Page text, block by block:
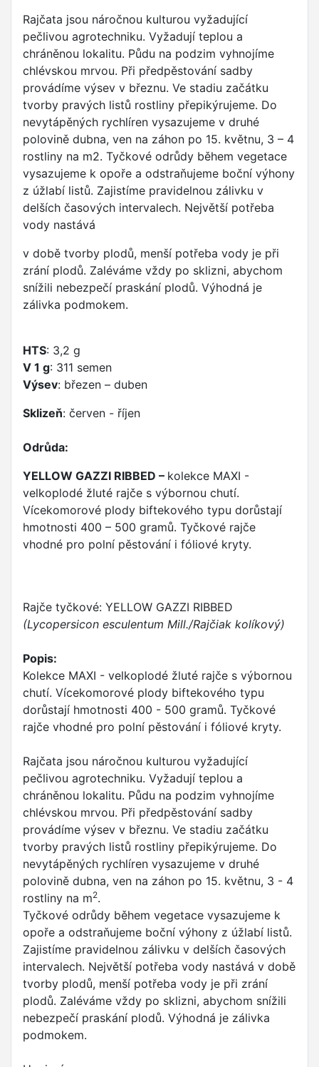
Rajčata jsou náročnou kulturou vyžadující
pečlivou agrotechniku. Vyžadují teplou a
chráněnou lokalitu. Půdu na podzim vyhnojíme
chlévskou mrvou. Při předpěstování sadby
provádíme výsev v březnu. Ve stadiu začátku
tvorby pravých listů rostliny přepikýrujeme. Do
nevytápěných rychlíren vysazujeme v druhé
polovině dubna, ven na záhon po 15. květnu, 3 – 4
rostliny na m2. Tyčkové odrůdy během vegetace
vysazujeme k opoře a odstraňujeme boční výhony
z úžlabí listů. Zajistíme pravidelnou zálivku v
delších časových intervalech. Největší potřeba
vody nastává
v době tvorby plodů, menší potřeba vody je při
zrání plodů. Zaléváme vždy po sklizni, abychom
snížili nebezpečí praskání plodů. Výhodná je
zálivka podmokem.
HTS: 3,2 g
V 1 g: 311 semen
Výsev: březen – duben
Sklizeň: červen - říjen
Odrůda:
YELLOW GAZZI RIBBED – kolekce MAXI -
velkoplodé žluté rajče s výbornou chutí.
Vícekomorové plody biftekového typu dorůstají
hmotnosti 400 – 500 gramů. Tyčkové rajče
vhodné pro polní pěstování i fóliové kryty.
Rajče tyčkové: YELLOW GAZZI RIBBED
(Lycopersicon esculentum Mill./Rajčiak kolíkový)
Popis:
Kolekce MAXI - velkoplodé žluté rajče s výbornou
chutí. Vícekomorové plody biftekového typu
dorůstají hmotnosti 400 - 500 gramů. Tyčkové
rajče vhodné pro polní pěstování i fóliové kryty.
Rajčata jsou náročnou kulturou vyžadující
pečlivou agrotechniku. Vyžadují teplou a
chráněnou lokalitu. Půdu na podzim vyhnojíme
chlévskou mrvou. Při předpěstování sadby
provádíme výsev v březnu. Ve stadiu začátku
tvorby pravých listů rostliny přepikýrujeme. Do
nevytápěných rychlíren vysazujeme v druhé
polovině dubna, ven na záhon po 15. květnu, 3 - 4
rostliny na m2.
Tyčkové odrůdy během vegetace vysazujeme k
opoře a odstraňujeme boční výhony z úžlabí listů.
Zajistíme pravidelnou zálivku v delších časových
intervalech. Největší potřeba vody nastává v době
tvorby plodů, menší potřeba vody je při zrání
plodů. Zaléváme vždy po sklizni, abychom snížili
nebezpečí praskání plodů. Výhodná je zálivka
podmokem.